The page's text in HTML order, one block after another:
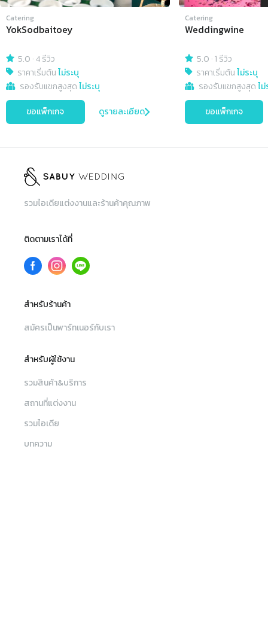
Catering
YokSodbaitoey
5.0 ·4 รีวิว
ราคาเริ่มต้นไม่ระบุ
รองรับแขกสูงสุดไม่ระบุ
ขอแพ็กเกจ ดูรายละเอียด
Catering
Weddingwine
5.0 ·1 รีวิว
ราคาเริ่มต้นไม่ระบุ
รองรับแขกสูงสุดไ
ขอแพ็กเกจ
รวมไอเดียแต่งงานและร้านค้าคุณภาพ
ติดตามเราได้ที่
สำหรับร้านค้า
สมัครเป็นพาร์ทเนอร์กับเรา
สำหรับผู้ใช้งาน
รวมสินค้า&บริการ
สถานที่แต่งงาน
รวมไอเดีย
บทความ